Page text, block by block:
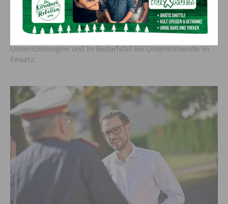
verletzten Kinder auf dem Schulweg konnte beispielsweise im
letzten Jahr in Kärnten von 60 (2023/24) auf 31 (2024/25)
reduziert werden. Mit der Schulwegsicherung betraute
Unterrichtsbeginn und im Bedarfsfall bei Unterrichtsende im
Einsatz.